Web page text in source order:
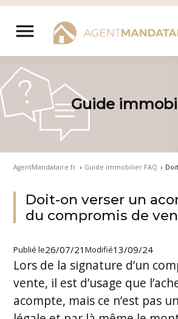
Aller
contenu
menu
Guide
AgentMandataire.fr › Guide immobilier FAQ ›
Doit-on verser un
du compromis de
Publié le26/07/21Modifié13/09/24
Lors de la signature d’un
vente, il est d’usage que
acompte, mais ce n’est pas